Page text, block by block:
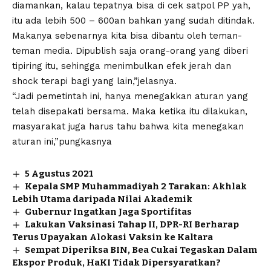
diamankan, kalau tepatnya bisa di cek satpol PP yah,
itu ada lebih 500 – 600an bahkan yang sudah ditindak.
Makanya sebenarnya kita bisa dibantu oleh teman-
teman media. Dipublish saja orang-orang yang diberi
tipiring itu, sehingga menimbulkan efek jerah dan
shock terapi bagi yang lain,”jelasnya.
“Jadi pemetintah ini, hanya menegakkan aturan yang
telah disepakati bersama. Maka ketika itu dilakukan,
masyarakat juga harus tahu bahwa kita menegakan
aturan ini,”pungkasnya
5 Agustus 2021
Kepala SMP Muhammadiyah 2 Tarakan: Akhlak
Lebih Utama daripada Nilai Akademik
Gubernur Ingatkan Jaga Sportifitas
Lakukan Vaksinasi Tahap II, DPR-RI Berharap
Terus Upayakan Alokasi Vaksin ke Kaltara
Sempat Diperiksa BIN, Bea Cukai Tegaskan Dalam
Ekspor Produk, HaKI Tidak Dipersyaratkan?